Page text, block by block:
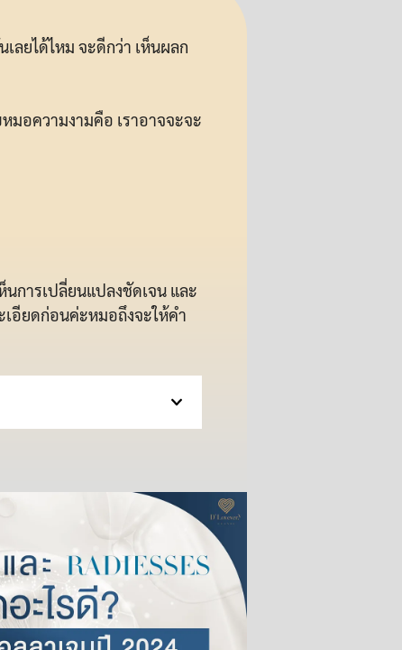
ลยได้ไหม จะดีกว่า เห็นผลก
มอความงามคือ เราอาจจะจะ
การเปลี่ยนแปลงชัดเจน และ
อียดก่อนค่ะหมอถึงจะให้คำ